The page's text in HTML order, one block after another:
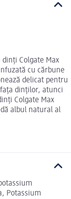
Colgate Max
cu cărbune
delicat pentru
dinților, atunci
Colgate Max
albul natural al
Potassium